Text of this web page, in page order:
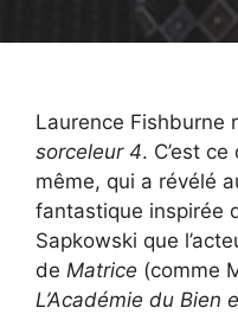
Laurence Fishburne
sorceleur 4. C’est
même, qui a révélé
fantastique inspirée
Sapkowski que
de Matrice (comme
L’Académie du Bien